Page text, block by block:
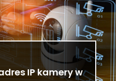
IP kamery w